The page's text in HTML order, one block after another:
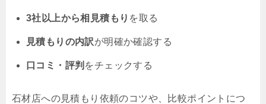
3社以上から相見積もり を取る
見積もりの内訳が明確か確認する
口コミ・評判 をチェックする
石材店への見積もり依頼のコツや、比較ポイントにつ